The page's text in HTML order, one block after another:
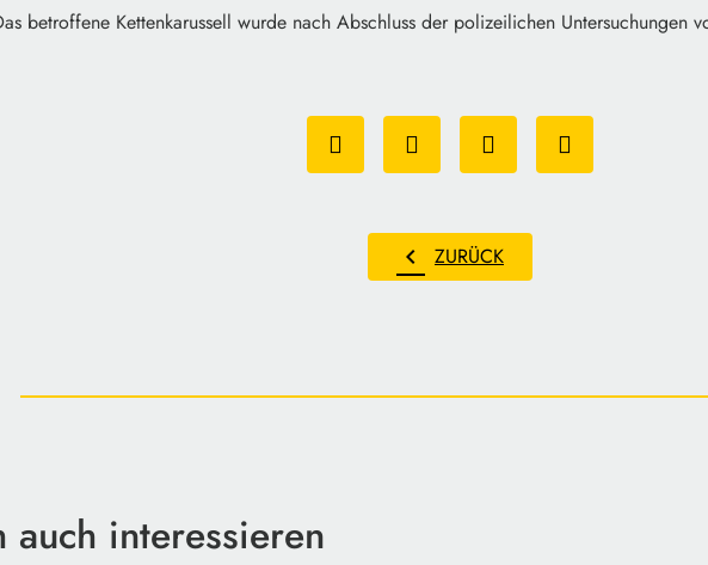
betroffene Kettenkarussell wurde nach Abschluss der polizeilichen Untersuchungen
chevron_left ZURÜCK
auch interessieren